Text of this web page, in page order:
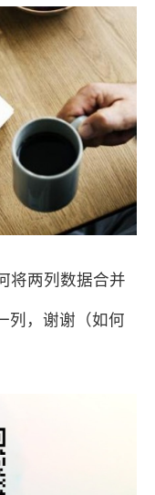
将两列数据合并
列，谢谢（如何